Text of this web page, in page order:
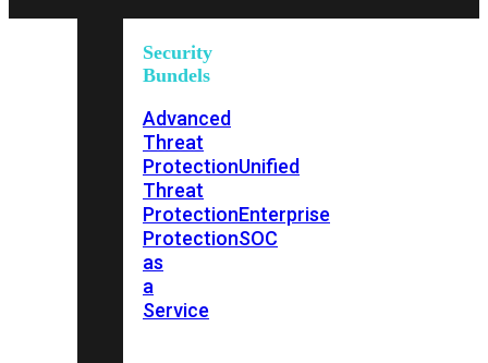
Security
Bundels
Advanced
Threat
ProtectionUnified
Threat
ProtectionEnterprise
ProtectionSOC
as
a
Service